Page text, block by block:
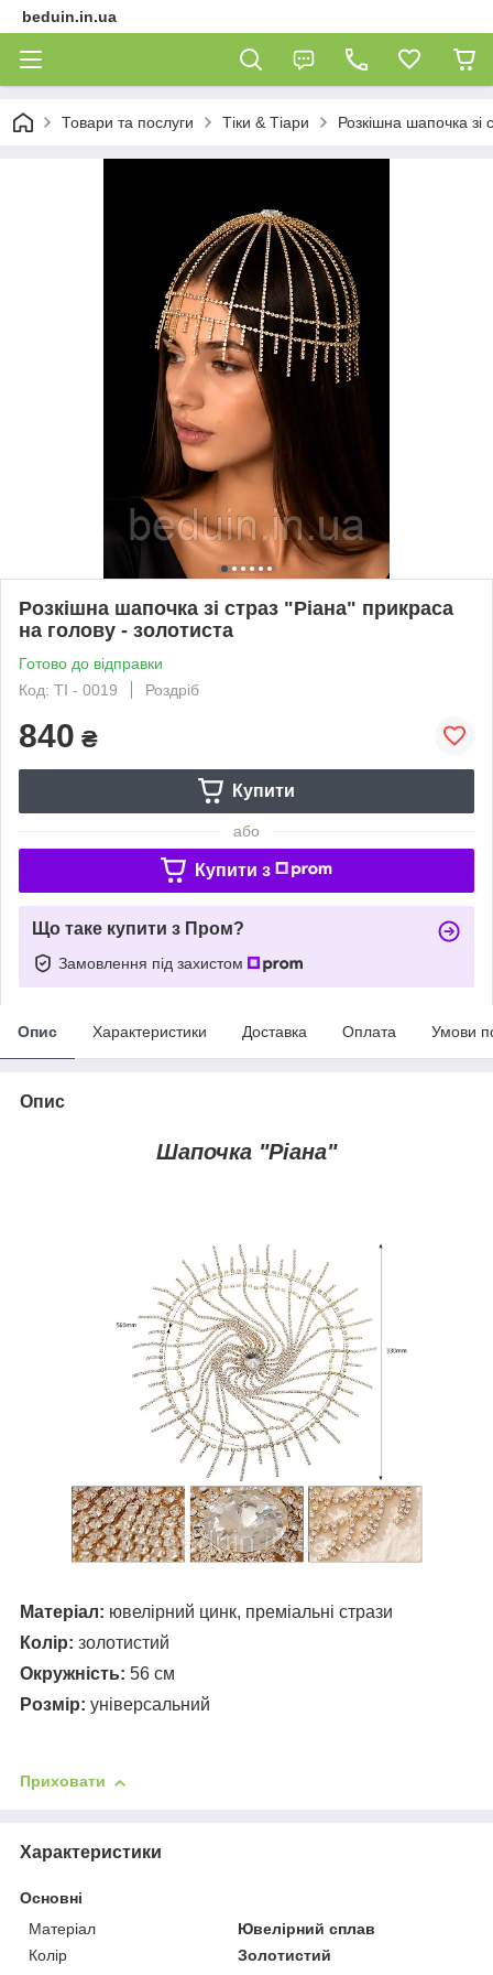
beduin.in.ua
Товари та послуги Тіки & Тіари Розкішна шапочка зі
Розкішна шапочка зі страз "Ріана" прикраса
на голову - золотиста
Готово до відправки
Код: TI - 0019
Роздріб
840 ₴
Купити
або
Купити з
Що таке купити з Пром?
Замовлення під захистом
Опис Характеристики Доставка Оплата Умови
Опис
Шапочка "Ріана"
Матеріал: ювелірний цинк, преміальні стрази
Колір: золотистий
Окружність: 56 см
Розмір: універсальний
Приховати
Характеристики
Основні
Матеріал
Ювелірний сплав
Колір
Золотистий